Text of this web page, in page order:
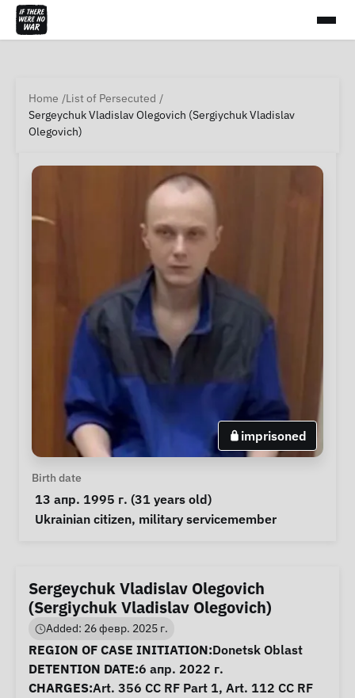
Home
List of Persecuted
Sergeychuk Vladislav Olegovich (Sergiychuk Vladislav
Olegovich)
imprisoned
Personal Information
Birth date
13 апр. 1995 г. (31 years old)
Special circumstances
Ukrainian citizen, military servicemember
Sergeychuk Vladislav Olegovich
(Sergiychuk Vladislav Olegovich)
Added: 26 февр. 2025 г.
Case Information
REGION OF CASE INITIATION:Donetsk Oblast
DETENTION DATE:6 апр. 2022 г.
CHARGES:Art. 356 CC RF Part 1, Art. 112 CC RF